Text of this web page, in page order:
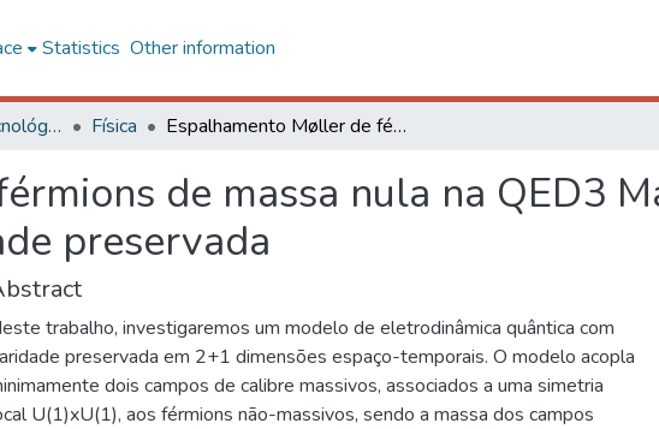
Statistics Other information
Ciências Exatas e Tecnológicas Física Espalhamento Møller de férmions de massa nula na QED3 Maxwell-Chern-Simons com paridade preservada
de massa nula na QED3
preservada
trabalho, investigaremos um modelo de eletrodinâmica quântica com
preservada em 2+1 dimensões espaço-temporais. O modelo acopla
dois campos de calibre massivos, associados a uma simetria
U(1)xU(1), aos férmions não-massivos, sendo a massa dos campos